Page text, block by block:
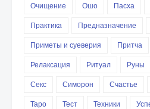
Очищение
Ошо Пасха
Практика
Предназначение
Приметы и суеверия
Притча
Релаксация
Ритуал Руны
Секс
Симорон Счастье
Таро
Тест Техники